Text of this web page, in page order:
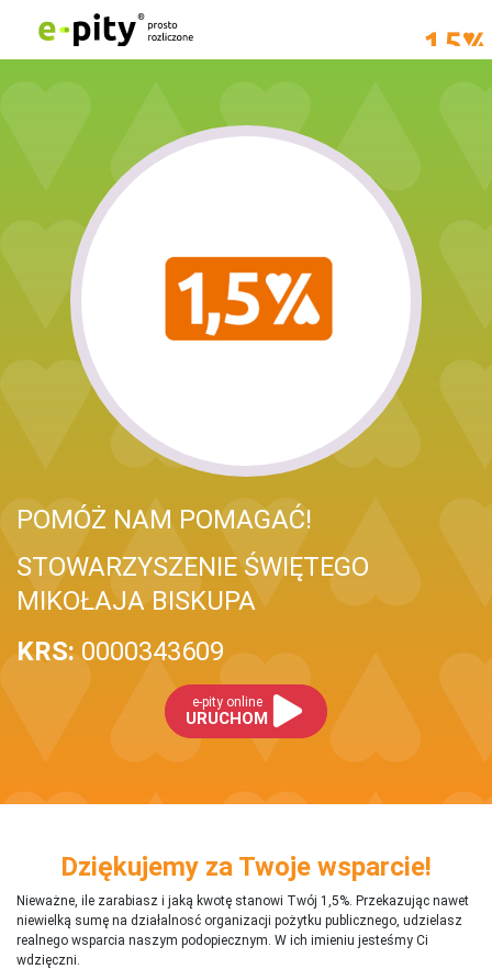
POMÓŻ NAM POMAGAĆ!
STOWARZYSZENIE ŚWIĘTEGO
MIKOŁAJA BISKUPA
KRS: 0000343609
e-pity online
URUCHOM
Dziękujemy za Twoje wsparcie!
Nieważne, ile zarabiasz i jaką kwotę stanowi Twój 1,5%. Przekazując nawet
niewielką sumę na działalnosć organizacji pożytku publicznego, udzielasz
realnego wsparcia naszym podopiecznym. W ich imieniu jesteśmy Ci
wdzięczni.